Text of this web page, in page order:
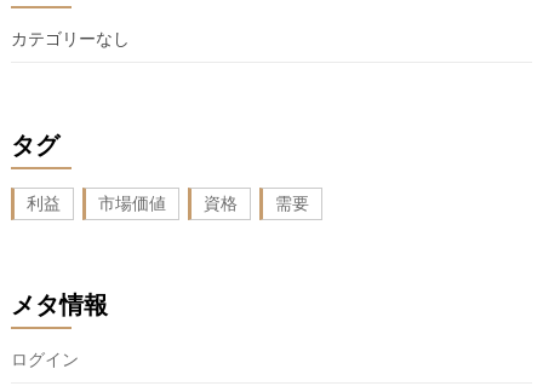
カテゴリーなし
タグ
利益 市場価値 資格 需要
メタ情報
ログイン